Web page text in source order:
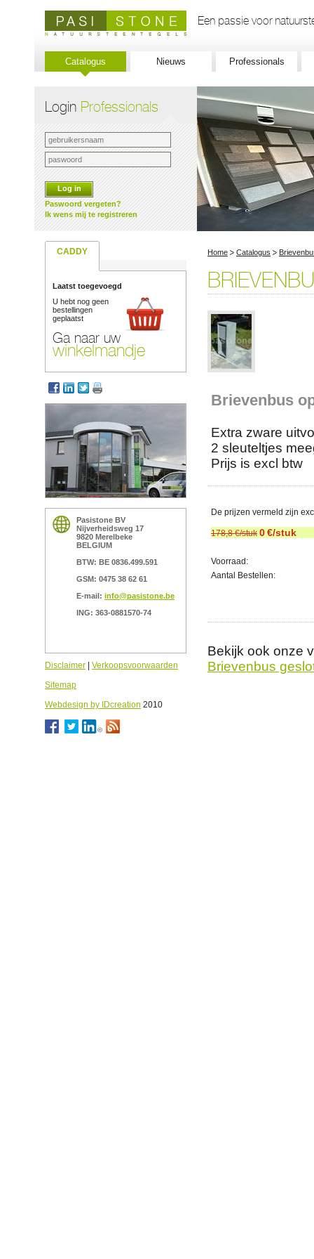
Een passie voor
Catalogus Nieuws Professionals
Login Professionals
Log in
Paswoord vergeten?
Ik wens mij te registreren
CADDY Home Catalogus
Laatst toegevoegd
U hebt nog geen
bestellingen
geplaatst
Ga naar uw
winkelmandje
Pasistone BV
Nijverheidsweg 17
9820 Merelbeke
BELGIUM
BTW: BE 0836.499.591
GSM: 0475 38 62 61
E-mail: info@pasistone.be
ING: 363-0881570-74
Disclaimer
Verkoopsvoorwaarden
Sitemap
Webdesign by IDcreation 2010
Brievenbus
Extra zware
2 sleuteltjes
Prijs is excl btw
De prijzen vermeld zijn
178,8 €/stuk 0€/stuk
Voorraad:
Aantal Bestellen:
Bekijk ook onze
Brievenbus